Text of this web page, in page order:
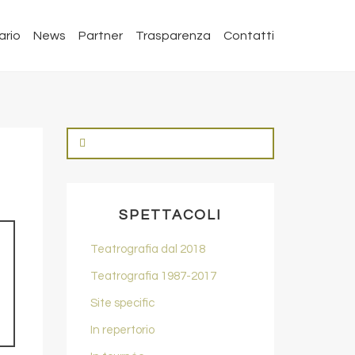
News Partner Trasparenza Contatti
SPETTACOLI
Teatrografia dal 2018
Teatrografia 1987-2017
Site specific
In repertorio